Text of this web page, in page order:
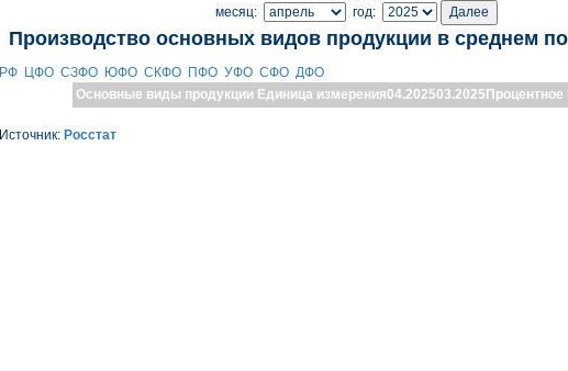
месяц:
год:
Производство основных видов продукции в среднем по
РФ ЦФО СЗФО ЮФО СКФО ПФО УФО СФО ДФО
Основные виды продукции Единица измерения04.202503.2025 Процентное
Источник: Росстат